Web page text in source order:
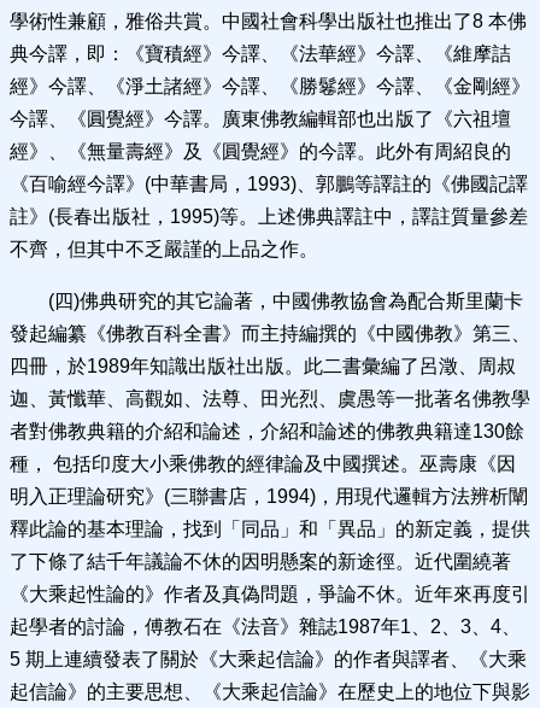
學術性兼顧，雅俗共賞。中國社會科學出版社也推出了8 本佛
典今譯，即：《寶積經》今譯、《法華經》今譯、《維摩詰
經》今譯、《淨土諸經》今譯、《勝鬈經》今譯、《金剛經》
今譯、《圓覺經》今譯。廣東佛教編輯部也出版了《六祖壇
經》、《無量壽經》及《圓覺經》的今譯。此外有周紹良的
《百喻經今譯》(中華書局，1993)、郭鵬等譯註的《佛國記譯
註》(長春出版社，1995)等。上述佛典譯註中，譯註質量參差
不齊，但其中不乏嚴謹的上品之作。
(四)佛典研究的其它論著，中國佛教協會為配合斯里蘭卡
發起編纂《佛教百科全書》而主持編撰的《中國佛教》第三、
四冊，於1989年知識出版社出版。此二書彙編了呂澂、周叔
迦、黃懺華、高觀如、法尊、田光烈、虞愚等一批著名佛教學
者對佛教典籍的介紹和論述，介紹和論述的佛教典籍達130餘
種， 包括印度大小乘佛教的經律論及中國撰述。巫壽康《因
明入正理論研究》(三聯書店，1994)，用現代邏輯方法辨析闡
釋此論的基本理論，找到「同品」和「異品」的新定義，提供
了下條了結千年議論不休的因明懸案的新途徑。近代圍繞著
《大乘起性論的》作者及真偽問題，爭論不休。近年來再度引
起學者的討論，傅教石在《法音》雜誌1987年1、2、3、4、
5 期上連續發表了關於《大乘起信論》的作者與譯者、《大乘
起信論》的主要思想、《大乘起信論》在歷史上的地位下與影